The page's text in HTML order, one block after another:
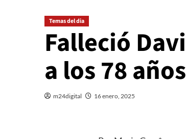
Temas del dia
Falleció
a los 78 años
m24digital 16 enero, 2025